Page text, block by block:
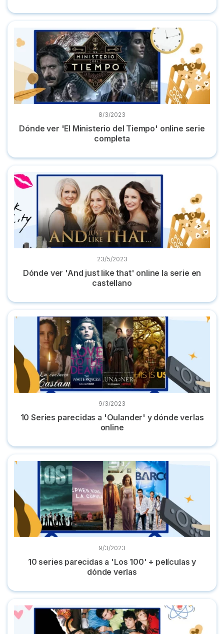
Dónde ver 'El Ministerio del Tiempo' online serie completa
8/3/2023
Dónde ver 'El Ministerio del Tiempo' online serie
completa
Dónde ver 'And just like that' online la serie en castellano
23/5/2023
Dónde ver 'And just like that' online la serie en
castellano
10 Series parecidas a 'Oulander' y dónde verlas online
9/3/2023
10 Series parecidas a 'Oulander' y dónde verlas
online
10 series parecidas a 'Los 100' + películas y dónde verlas
9/3/2023
10 series parecidas a 'Los 100' + películas y
dónde verlas
Dónde ver 'Física o Química': todas sus temporadas online